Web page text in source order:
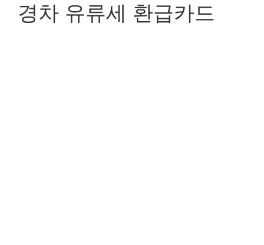
경차 유류세 환급카드